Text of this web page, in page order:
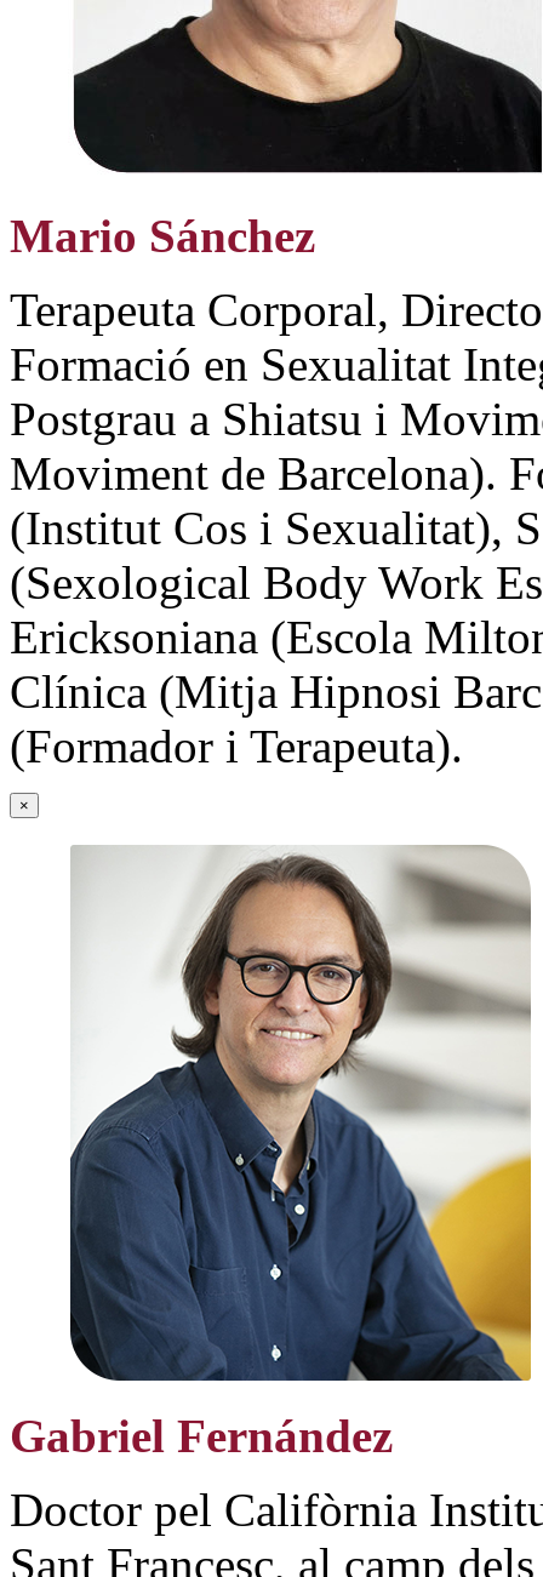
Mario Sánchez
Terapeuta Corporal,
Formació en Sexualitat
Postgrau a Shiatsu i
Moviment de Barcelona).
(Institut Cos i Sexualitat),
(Sexological Body Work
Ericksoniana (Escola
Clínica (Mitja Hipnosi
(Formador i Terapeuta).
×
Gabriel Fernández
Doctor pel Califòrnia
Sant Francesc, al camp